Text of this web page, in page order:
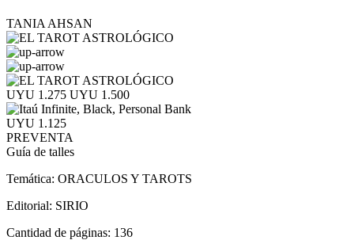
TANIA AHSAN
UYU 1.275 UYU 1.500
UYU 1.125
PREVENTA
Guía de talles
Temática: ORACULOS Y TAROTS
Editorial: SIRIO
Cantidad de páginas: 136